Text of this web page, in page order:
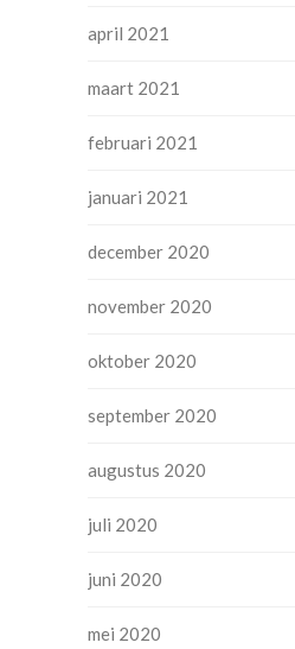
april 2021
maart 2021
februari 2021
januari 2021
december 2020
november 2020
oktober 2020
september 2020
augustus 2020
juli 2020
juni 2020
mei 2020